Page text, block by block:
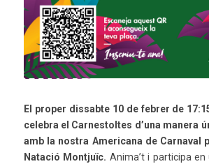
El proper dissabte 10 de febrer de
celebra el Carnestoltes d’una manera
amb la nostra Americana de Carnaval
Natació Montjuïc. Anima’t i participa